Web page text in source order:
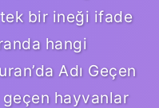
tek bir ineği ifade
hangi
Adı Geçen
geçen hayvanlar